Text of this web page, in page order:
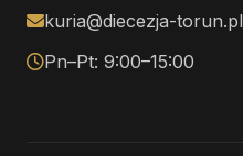
kuria@diecezja-torun.pl
Pn–Pt: 9:00–15:00